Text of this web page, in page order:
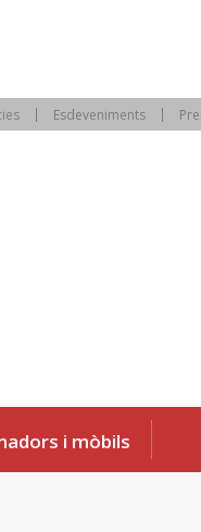
Esdeveniments
i mòbils